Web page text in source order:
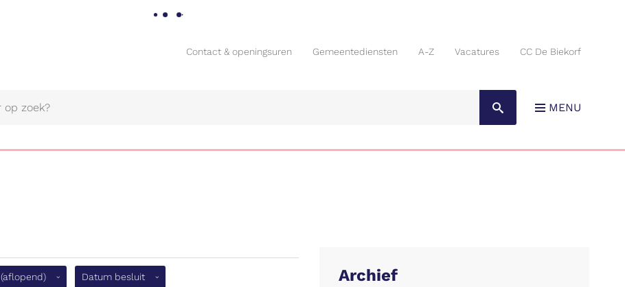
Naar
MENU
Contact & openingsuren Gemeentediensten A-Z Vacatures CC De Biekorf
(aflopend) Datum besluit(aflopend) Archief